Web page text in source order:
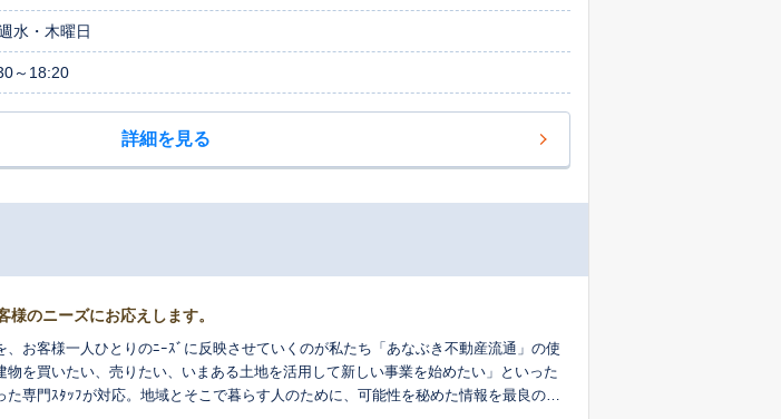
水・木曜日
～18:20
詳細を見る
のニーズにお応えします。
お客様一人ひとりのﾆｰｽﾞに反映させていくのが私たち「あなぶき不動産流通」の使
を買いたい、売りたい、いまある土地を活用して新しい事業を始めたい」といった
専門ｽﾀｯﾌが対応。地域とそこで暮らす人のために、可能性を秘めた情報を最良の形